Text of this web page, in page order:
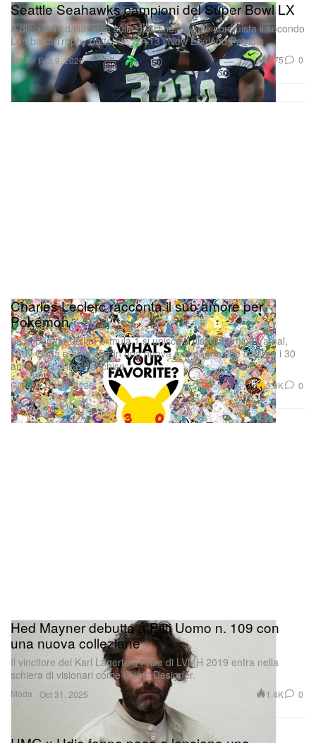
Sport
Seattle Seahawks campioni del Super Bowl LX
A dieci anni dalla beffa sulla goal line, Seattle conquista il secondo
Lombardi Trophy battendo 29–13 i New England Patriots
Feb 9, 2026 275 0
Gaming
Charles Leclerc racconta il suo amore per
Pokémon
La superstar della Formula 1 si unisce a Jisoo, Lamine Yamal,
Lady Gaga e altre star in una nuova campagna che celebra i 30
anni dell’iconico franchise.
Feb 9, 2026 3.3K 0
Moda
Hed Mayner debutta a Pitti Uomo n. 109 con
una nuova collezione
Il vincitore del Karl Lagerfeld Prize di LVMH 2019 entra nella
schiera di visionari come Guest Designer.
Oct 31, 2025 1.4K 0